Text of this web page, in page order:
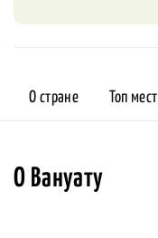
О стране Топ мест
О Вануату